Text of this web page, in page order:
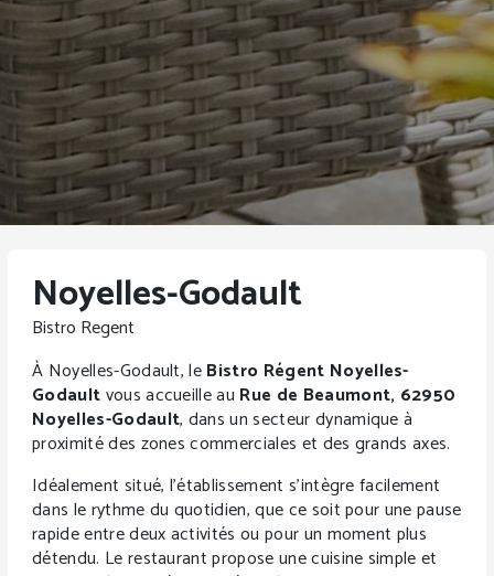
Noyelles-Godault
Bistro Regent
À Noyelles-Godault, leBistro Régent Noyelles-
Godaultvous accueille au Rue de Beaumont, 62950
Noyelles-Godault, dans un secteur dynamique à
proximité des zones commerciales et des grands axes.
Idéalement situé, l’établissement s’intègre facilement
dans le rythme du quotidien, que ce soit pour une pause
rapide entre deux activités ou pour un moment plus
détendu. Le restaurant propose une cuisine simple et